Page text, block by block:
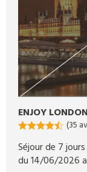
ENJOY LONDON
(35
Séjour de 7 jours
du 14/06/2026